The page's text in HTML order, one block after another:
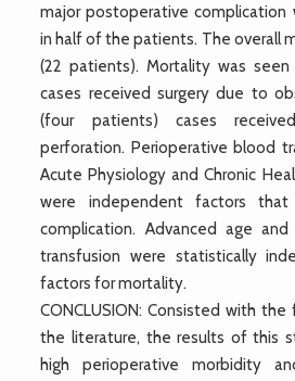
major postoperative complication
in half of the patients. The overall
(22 patients). Mortality was seen
cases received surgery due to
(four patients) cases
perforation. Perioperative blood
Acute Physiology and Chronic
were independent factors
complication. Advanced age
transfusion were statistically
factors for mortality.
CONCLUSION: Consisted with
the literature, the results of this
high perioperative morbidity